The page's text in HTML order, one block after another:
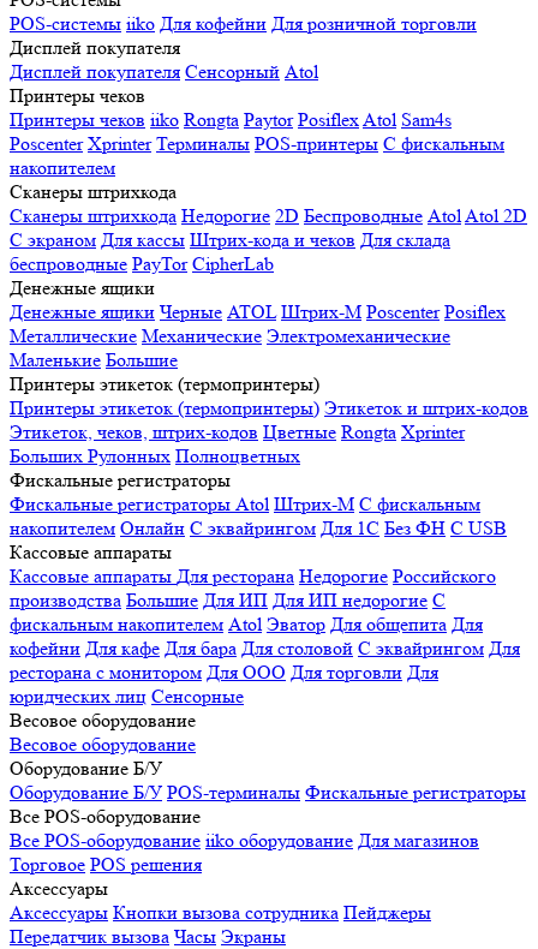
POS-системы iiko Для кофейни Для розничной торговли
Дисплей покупателя
Дисплей покупателя Сенсорный Atol
Принтеры чеков
Принтеры чеков iiko Rongta Paytor PosiflexAtol Sam4s
Poscenter Xprinter Терминалы POS-принтеры С фискальным
накопителем
Сканеры штрихкода
Сканеры штрихкода Недорогие 2D Беспроводные AtolAtol 2D
С экраном Для кассы Штрих-кода и чеков Для склада
беспроводные PayTor CipherLab
Денежные ящики
Денежные ящики Черные ATOL Штрих-М Poscenter Posiflex
Металлические Механические Электромеханические
Маленькие Большие
Принтеры этикеток (термопринтеры)
Принтеры этикеток (термопринтеры) Этикеток и штрих-кодов
Этикеток, чеков, штрих-кодов Цветные Rongta Xprinter
Больших Рулонных Полноцветных
Фискальные регистраторы
Фискальные регистраторы Atol Штрих-М С фискальным
накопителем Онлайн С эквайрингом Для 1С Без ФН С USB
Кассовые аппараты
Кассовые аппараты Для ресторана Недорогие Российского
производства Большие Для ИП Для ИП недорогие С
фискальным накопителем Atol Эватор Для общепита Для
кофейни Для кафе Для бара Для столовой С эквайрингом Для
ресторана с монитором Для ООО Для торговли Для
юридческих лиц Сенсорные
Весовое оборудование
Весовое оборудование
Оборудование Б/У
Оборудование Б/У POS-терминалы Фискальные регистраторы
Все POS-оборудование
Все POS-оборудование iiko оборудование Для магазинов
Торговое POS решения
Аксессуары
Аксессуары Кнопки вызова сотрудника Пейджеры
Передатчик вызова Часы Экраны